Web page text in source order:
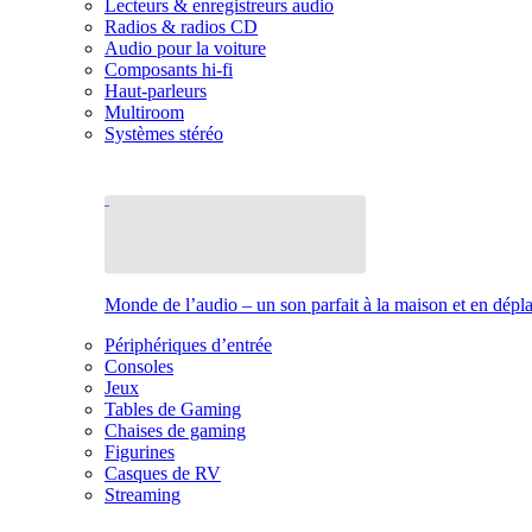
Lecteurs & enregistreurs audio
Radios & radios CD
Audio pour la voiture
Composants hi-fi
Haut-parleurs
Multiroom
Systèmes stéréo
Monde de l’audio – un son parfait à la maison et en
Périphériques d’entrée
Consoles
Jeux
Tables de Gaming
Chaises de gaming
Figurines
Casques de RV
Streaming